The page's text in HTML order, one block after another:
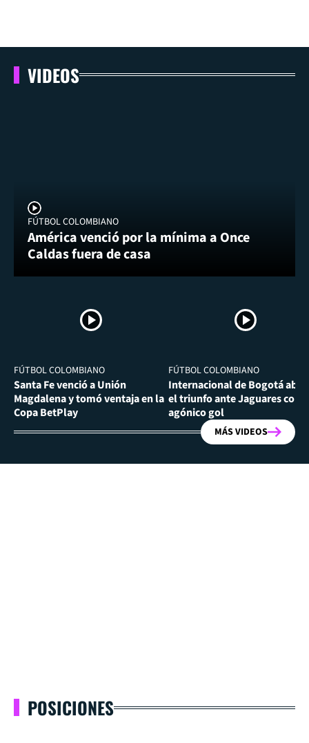
VIDEOS
FÚTBOL COLOMBIANO
América venció por la mínima a Once
Caldas fuera de casa
FÚTBOL COLOMBIANO
Santa Fe venció a Unión
Magdalena y tomó ventaja en la
Copa BetPlay
FÚTBOL COLOMBIANO
Internacional de Bogotá
el triunfo ante Jaguares con
agónico gol
MÁS VIDEOS
POSICIONES